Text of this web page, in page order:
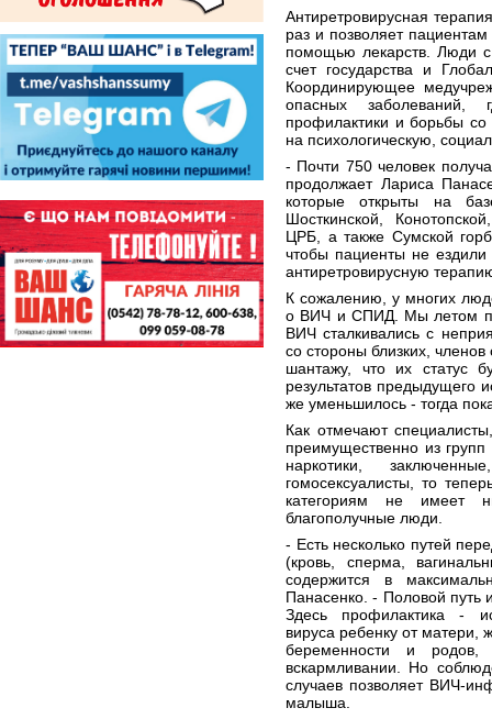
Антиретровирусная
раз и позволяет
помощью лекарств. Люди
счет государства и
Координирующее
опасных заболеваний,
профилактики и борьбы
на психологическую,
- Почти 750 человек
продолжает Лариса
которые открыты на
Шосткинской,
ЦРБ, а также Сумской
чтобы пациенты не
антиретровирусную
К сожалению, у многих
о ВИЧ и СПИД. Мы летом
ВИЧ сталкивались с
со стороны близких,
шантажу, что их статус
результатов предыдущего
же уменьшилось - тогда
Как отмечают
преимущественно из
наркотики,
гомосексуалисты, то
категориям не имеет
благополучные люди.
- Есть несколько путей
(кровь, сперма,
содержится в
Панасенко. - Половой
Здесь профилактика -
вируса ребенку от
беременности и
вскармливании. Но
случаев позволяет ВИЧ-
малыша.